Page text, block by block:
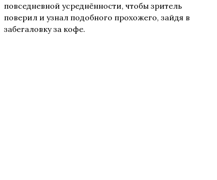
повседневной усреднённости, чтобы зритель
поверил и узнал подобного прохожего, зайдя в
забегаловку за кофе.